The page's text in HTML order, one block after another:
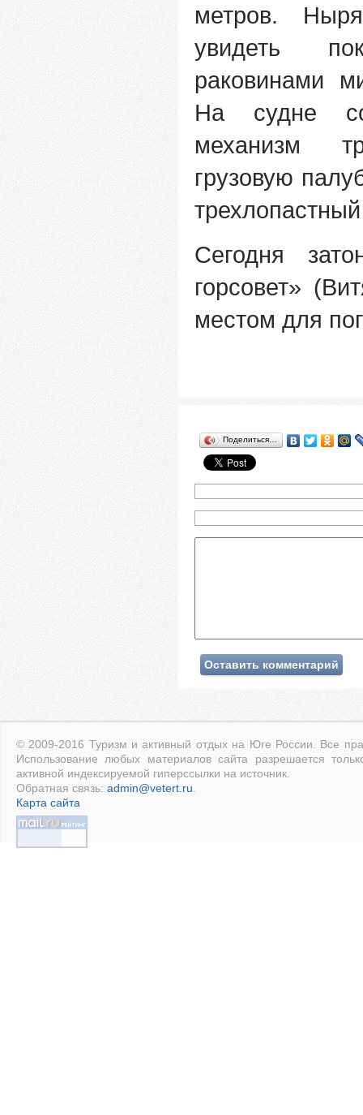
метров.
увидеть
раковинами
На судне
механизм
грузовую
Сегодня
горсовет»
местом для
Поделиться…
© 2009-2016 Туризм и активный отдых на Юге России. Все
Использование любых материалов сайта разрешается
активной индексируемой гиперссылки на источник.
Обратная связь: admin@vetert.ru
Карта сайта